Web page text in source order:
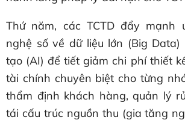
Thứ năm, các TCTD đẩy mạnh
nghệ số về dữ liệu lớn (Big
tạo (AI) để tiết giảm chi phí thiết
tài chính chuyên biệt cho từng
thẩm định khách hàng, quản lý
tái cấu trúc nguồn thu (gia tăng